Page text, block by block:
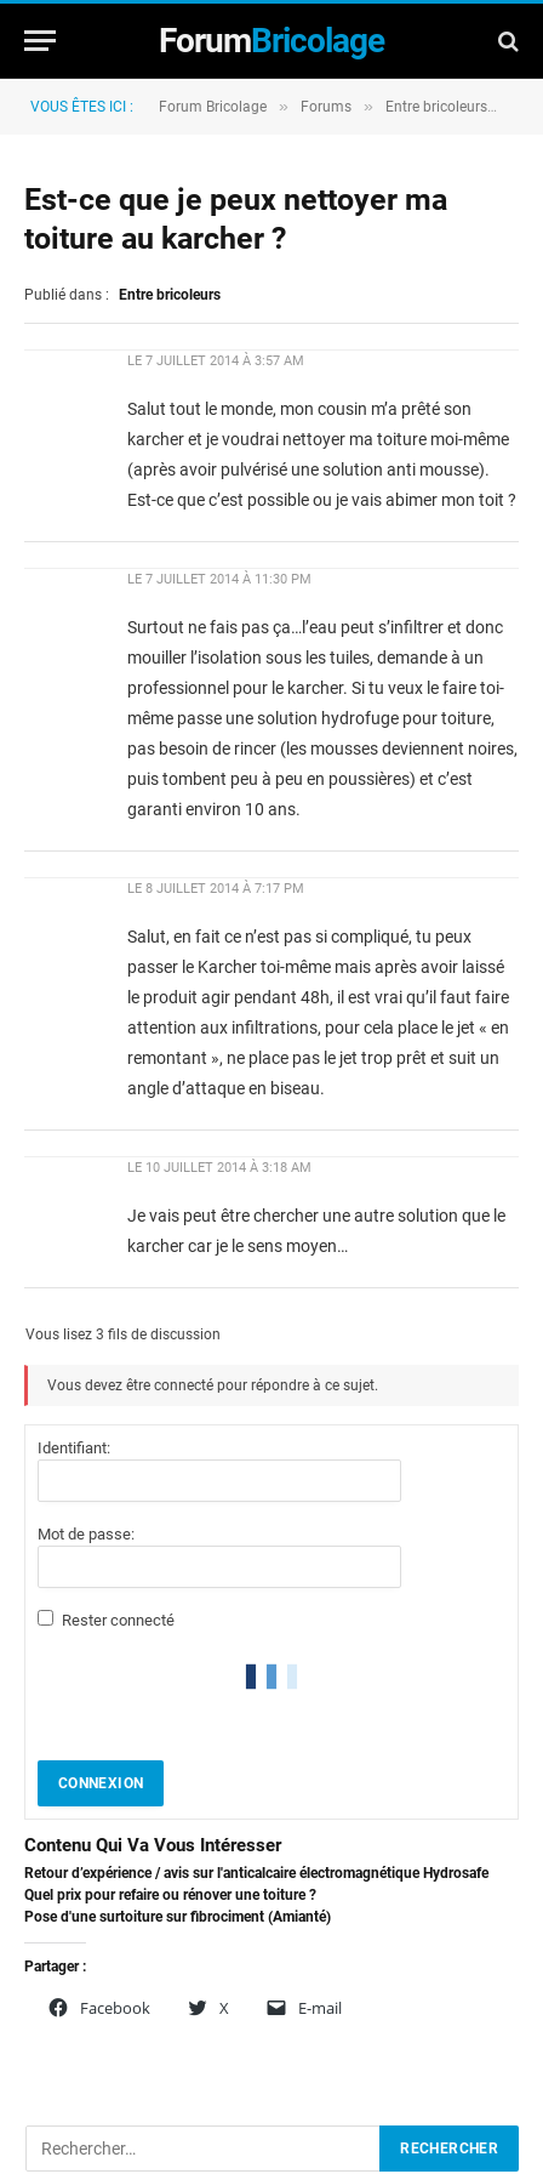
ForumBricolage
VOUS ÊTES ICI : Forum Bricolage » Forums » Entre bricoleurs
Est-ce que je peux nettoyer ma
toiture au karcher ?
Publié dans : Entre bricoleurs
LE 7 JUILLET 2014 À 3:57 AM
Salut tout le monde, mon cousin m’a prêté son
karcher et je voudrai nettoyer ma toiture moi-même
(après avoir pulvérisé une solution anti mousse).
Est-ce que c’est possible ou je vais abimer mon toit ?
LE 7 JUILLET 2014 À 11:30 PM
Surtout ne fais pas ça…l’eau peut s’infiltrer et donc
mouiller l’isolation sous les tuiles, demande à un
professionnel pour le karcher. Si tu veux le faire toi-
même passe une solution hydrofuge pour toiture,
pas besoin de rincer (les mousses deviennent noires,
puis tombent peu à peu en poussières) et c’est
garanti environ 10 ans.
LE 8 JUILLET 2014 À 7:17 PM
Salut, en fait ce n’est pas si compliqué, tu peux
passer le Karcher toi-même mais après avoir laissé
le produit agir pendant 48h, il est vrai qu’il faut faire
attention aux infiltrations, pour cela place le jet « en
remontant », ne place pas le jet trop prêt et suit un
angle d’attaque en biseau.
LE 10 JUILLET 2014 À 3:18 AM
Je vais peut être chercher une autre solution que le
karcher car je le sens moyen…
Vous lisez 3 fils de discussion
Vous devez être connecté pour répondre à ce sujet.
Identifiant:
Mot de passe:
Rester connecté
CONNEXION
Contenu Qui Va Vous Intéresser
Retour d’expérience / avis sur l'anticalcaire électromagnétique Hydrosafe
Quel prix pour refaire ou rénover une toiture ?
Pose d'une surtoiture sur fibrociment (Amianté)
Partager :
Facebook X E-mail